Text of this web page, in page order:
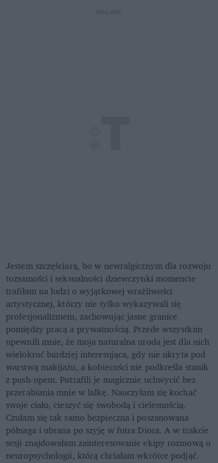
REKLAMA
Jestem szczęściarą, bo w newralgicznym dla rozwoju
tożsamości i seksualności dziewczynki momencie
trafiłam na ludzi o wyjątkowej wrażliwości
artystycznej, którzy nie tylko wykazywali się
profesjonalizmem, zachowując jasne granice
pomiędzy pracą a prywatnością. Przede wszystkim
upewnili mnie, że moja naturalna uroda jest dla nich
wielokroć bardziej interesująca, gdy nie ukryta pod
warstwą makijażu, a kobiecości nie podkreśla stanik
z push-upem. Potrafili je magicznie uchwycić bez
przerabiania mnie w lalkę. Nauczyłam się kochać
swoje ciało, cieszyć się swobodą i cielesnością.
Czułam się tak samo bezpieczna i poszanowana
półnaga i ubrana po szyję w futra Diora. A w trakcie
sesji znajdowałam zainteresowanie ekipy rozmową o
neuropsychologii, którą chciałam wkrótce podjąć.